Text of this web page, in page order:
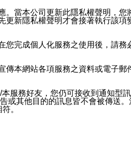
當本公司更新此隱私權聲明，
新隱私權聲明才會接著執行該
完成個人化服務之使用後，請
本網站各項服務之資料或電子
服務好友，您仍可接收到通知型訊
其他目的的訊息皆不會被傳送
。